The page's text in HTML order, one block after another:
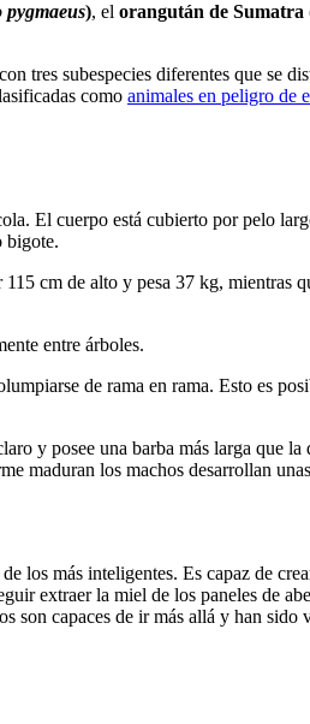
pygmaeus), el orangután de Sumatra
tres subespecies diferentes que se
como animales en peligro de
El cuerpo está cubierto por pelo
bigote.
cm de alto y pesa 37 kg, mientras
entre árboles.
de rama en rama. Esto es
y posee una barba más larga que
maduran los machos desarrollan
los más inteligentes. Es capaz de
extraer la miel de los paneles de
capaces de ir más allá y han sido